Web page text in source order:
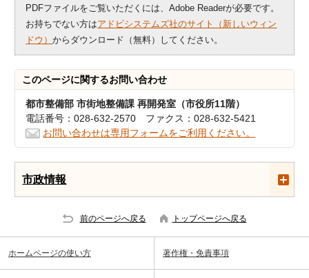
PDFファイルをご覧いただくには、Adobe Readerが必要です。
お持ちでない方はアドビシステムズ社のサイト（新しいウィン
ドウ）からダウンロード（無料）してください。
このページに関するお問い合わせ
都市整備部 市街地整備課 再開発室（市役所11階）
電話番号：028-632-2570 ファクス：028-632-5421
お問い合わせは専用フォームをご利用ください。
市政情報
前のページへ戻る トップページへ戻る
ホームページの使い方 著作権・免責事項